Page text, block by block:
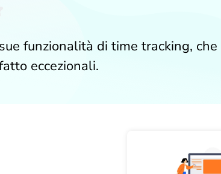
funzionalità di time tracking,
eccezionali.